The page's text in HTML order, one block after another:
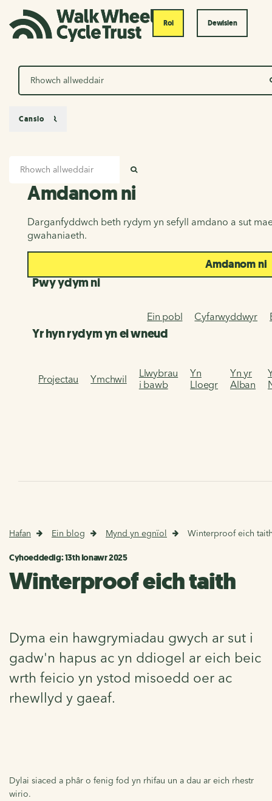
Roi Dewislen
Chwilio
Amdanom ni
Amdanom ni
Darganfyddwch beth rydym yn sefyll amdano a sut
gwahaniaeth.
Amdanom ni
Pwy ydym ni
Ein pobl Cyfarwyddwyr
Yr hyn rydym yn ei wneud
Projectau Ymchwil
Llwybrau
i bawb
Yn
Lloegr
Yn yr
Alban
Canslo
Hafan Ein blog Mynd yn egnïol Winterproof eich
Cyhoeddedig: 13th Ionawr 2025
Winterproof eich taith
Dyma ein hawgrymiadau gwych ar sut i
gadw'n hapus ac yn ddiogel ar eich beic
wrth feicio yn ystod misoedd oer ac
rhewllyd y gaeaf.
Dylai siaced a phâr o fenig fod yn rhifau un a dau ar eich rhestr
wirio.